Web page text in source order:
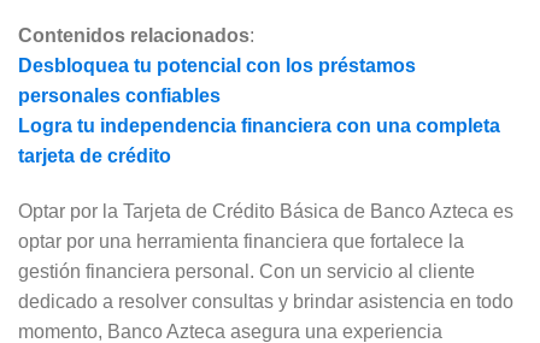
Contenidos relacionados:
Desbloquea tu potencial con los préstamos
personales confiables
Logra tu independencia financiera con una completa
tarjeta de crédito
Optar por la Tarjeta de Crédito Básica de Banco Azteca es
optar por una herramienta financiera que fortalece la
gestión financiera personal. Con un servicio al cliente
dedicado a resolver consultas y brindar asistencia en todo
momento, Banco Azteca asegura una experiencia